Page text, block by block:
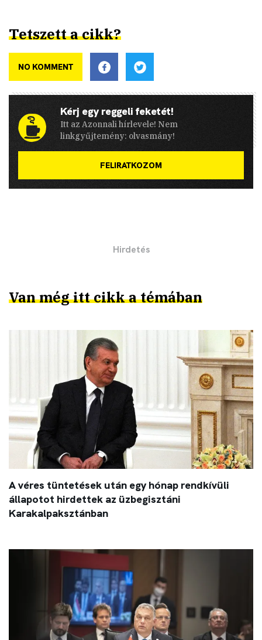
Tetszett a cikk?
NO KOMMENT
Kérj egy reggeli feketét!
Itt az Azonnali hírlevele! Nem
linkgyűjtemény: olvasmány!
FELIRATKOZOM
Van még itt cikk a témában
A véres tüntetések után egy hónap rendkívüli
állapotot hirdettek az üzbegisztáni
Karakalpaksztánban